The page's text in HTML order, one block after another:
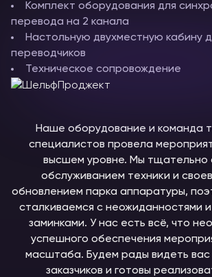
Комплект оборудования для
перевода на 2 канала
Настольную двухместную кабину
переводчиков
Техническое сопровождение
Наше оборудование и команда
специалистов провела
высшем уровне. Мы тщательно
обслуживанием техники и
обновлением парка аппаратуры,
сталкиваемся с неожиданностями
заминками. У нас есть всё, что
успешного обеспечения
масштаба. Будем рады видеть
заказчиков и готовы